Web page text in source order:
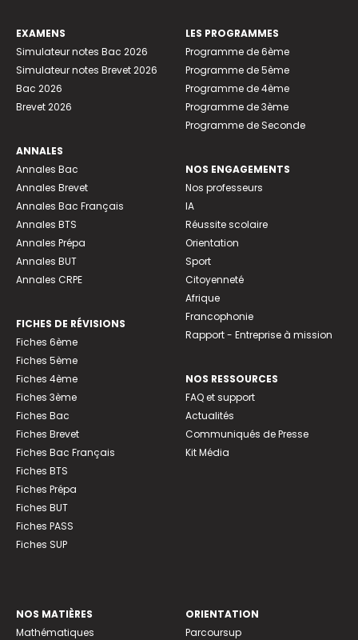
EXAMENS
Simulateur notes Bac 2026
Simulateur notes Brevet 2026
Bac 2026
Brevet 2026
ANNALES
Annales Bac
Annales Brevet
Annales Bac Français
Annales BTS
Annales Prépa
Annales BUT
Annales CRPE
FICHES DE RÉVISIONS
Fiches 6ème
Fiches 5ème
Fiches 4ème
Fiches 3ème
Fiches Bac
Fiches Brevet
Fiches Bac Français
Fiches BTS
Fiches Prépa
Fiches BUT
Fiches PASS
Fiches SUP
LES PROGRAMMES
Programme de 6ème
Programme de 5ème
Programme de 4ème
Programme de 3ème
Programme de Seconde
NOS ENGAGEMENTS
Nos professeurs
IA
Réussite scolaire
Orientation
Sport
Citoyenneté
Afrique
Francophonie
Rapport - Entreprise à mission
NOS RESSOURCES
FAQ et support
Actualités
Communiqués de Presse
Kit Média
NOS MATIÈRES
Mathématiques
ORIENTATION
Parcoursup